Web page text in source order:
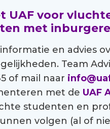
UAF voor
met
en advies
Team
of mail naar
met de UAF
studenten en
volgen (al of